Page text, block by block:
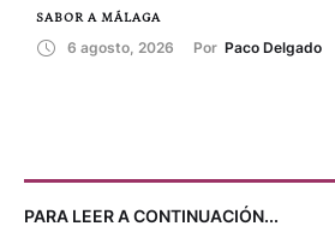
SABOR A MÁLAGA
6 agosto, 2026 Por Paco Delgado
PARA LEER A CONTINUACIÓN...